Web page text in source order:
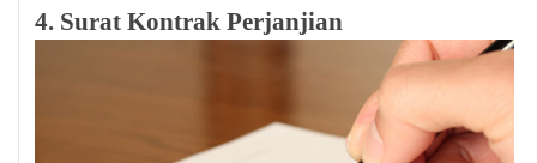
4. Surat Kontrak Perjanjian